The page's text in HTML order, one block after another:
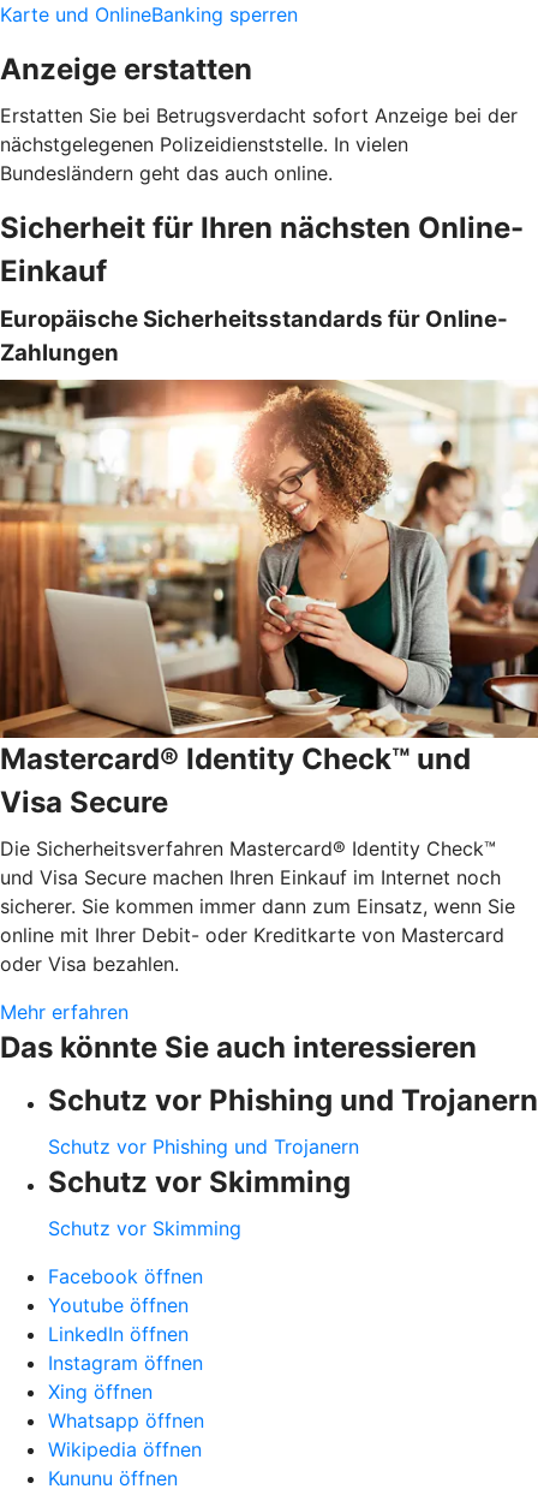
Karte und OnlineBanking sperren
Anzeige erstatten
Erstatten Sie bei Betrugsverdacht sofort Anzeige bei der
nächstgelegenen Polizeidienststelle. In vielen
Bundesländern geht das auch online.
Sicherheit für Ihren nächsten Online-
Einkauf
Europäische Sicherheitsstandards für Online-
Zahlungen
Mastercard® Identity Check™ und
Visa Secure
Die Sicherheitsverfahren Mastercard® Identity Check™
und Visa Secure machen Ihren Einkauf im Internet noch
sicherer. Sie kommen immer dann zum Einsatz, wenn Sie
online mit Ihrer Debit- oder Kreditkarte von Mastercard
oder Visa bezahlen.
Mehr erfahren
Das könnte Sie auch interessieren
Schutz vor Phishing und Trojanern
Schutz vor Phishing und Trojanern
Schutz vor Skimming
Schutz vor Skimming
Facebook öffnen
Youtube öffnen
LinkedIn öffnen
Instagram öffnen
Xing öffnen
Whatsapp öffnen
Wikipedia öffnen
Kununu öffnen